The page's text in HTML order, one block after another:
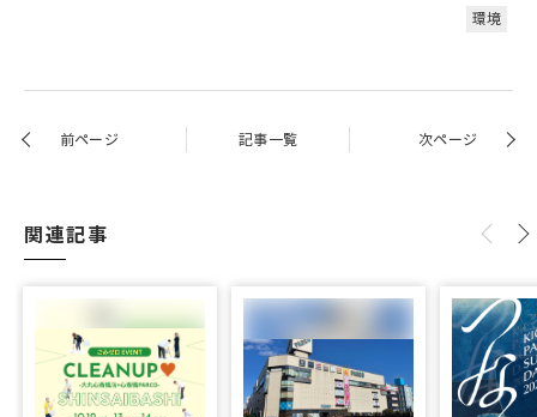
環境
前ページ 記事一覧 次ページ
関連記事